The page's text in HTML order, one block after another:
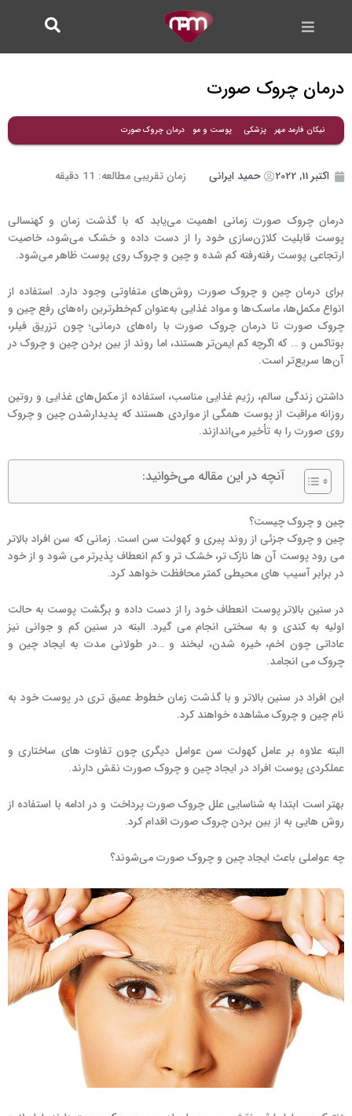
درمان چروک صورت
نیکان فارمد مهر پزشکی پوست و مو درمان چروک صورت
اکتبر 11, 2022 حمید ایرانی زمان تقریبی مطالعه: 11 دقیقه
درمان چروک صورت زمانی اهمیت می‌یابد که با گذشت زمان و کهنسالی
پوست قابلیت کلاژن‌سازی خود را از دست داده و خشک می‌شود، خاصیت
ارتجاعی پوست رفته‌رفته کم شده و چین و چروک روی پوست ظاهر می‌شود.
برای درمان چین و چروک صورت روش‌های متفاوتی وجود دارد. استفاده از
انواع مکمل‌ها، ماسک‌ها و مواد غذایی به‌عنوان کم‌خطرترین راه‌های رفع چین و
چروک صورت تا درمان چروک صورت با راه‌های درمانی؛ چون تزریق فیلر،
بوتاکس و … که اگرچه کم ایمن‌تر هستند، اما روند از بین بردن چین و چروک در
آن‌ها سریع‌تر است.
داشتن زندگی سالم، رژیم غذایی مناسب، استفاده از مکمل‌های غذایی و روتین
روزانه مراقبت از پوست همگی از مواردی هستند که پدیدارشدن چین و چروک
روی صورت را به تأخیر می‌اندازند.
آنچه در این مقاله می‌خوانید:
چین و چروک چیست؟
چین و چروک جزئی از روند پیری و کهولت سن است. زمانی که سن افراد بالاتر
می رود پوست آن ها نازک تر، خشک تر و کم انعطاف پذیرتر می شود و از خود
در برابر آسیب های محیطی کمتر محافظت خواهد کرد.
در سنین بالاتر پوست انعطاف خود را از دست داده و برگشت پوست به حالت
اولیه به کندی و به سختی انجام می گیرد. البته در سنین کم و جوانی نیز
عاداتی چون اخم، خیره شدن، لبخند و …در طولانی مدت به ایجاد چین و
چروک می انجامد.
این افراد در سنین بالاتر و با گذشت زمان خطوط عمیق تری در پوست خود به
نام چین و چروک مشاهده خواهند کرد.
البته علاوه بر عامل کهولت سن عوامل دیگری چون تفاوت های ساختاری و
عملکردی پوست افراد در ایجاد چین و چروک صورت نقش دارند.
بهتر است ابتدا به شناسایی علل چروک صورت پرداخت و در ادامه با استفاده از
روش هایی به از بین بردن چروک صورت اقدام کرد.
چه عواملی باعث ایجاد چین و چروک صورت می‌شوند؟